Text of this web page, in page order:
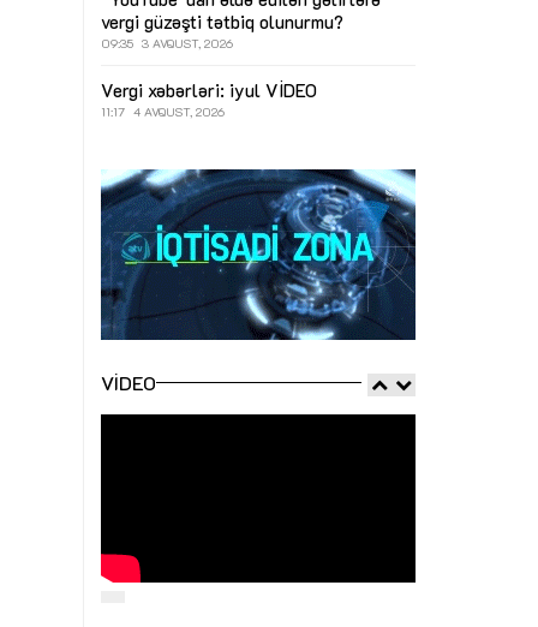
vergi güzəşti tətbiq olunurmu?
09:35 3 AVQUST, 2026
Vergi xəbərləri: iyul VİDEO
11:17 4 AVQUST, 2026
VIDEO